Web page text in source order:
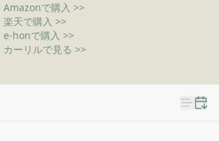
Amazonで購入 >>
楽天で購入 >>
e-honで購入 >>
カーリルで見る >>